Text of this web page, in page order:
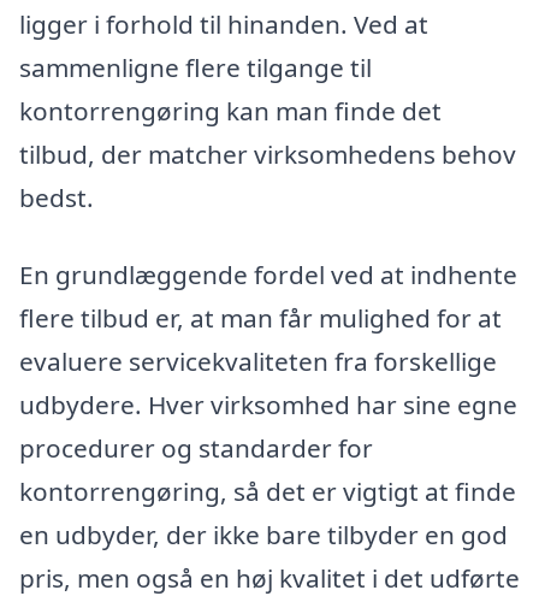
ligger i forhold til hinanden. Ved at
sammenligne flere tilgange til
kontorrengøring kan man finde det
tilbud, der matcher virksomhedens behov
bedst.
En grundlæggende fordel ved at indhente
flere tilbud er, at man får mulighed for at
evaluere servicekvaliteten fra forskellige
udbydere. Hver virksomhed har sine egne
procedurer og standarder for
kontorrengøring, så det er vigtigt at finde
en udbyder, der ikke bare tilbyder en god
pris, men også en høj kvalitet i det udførte